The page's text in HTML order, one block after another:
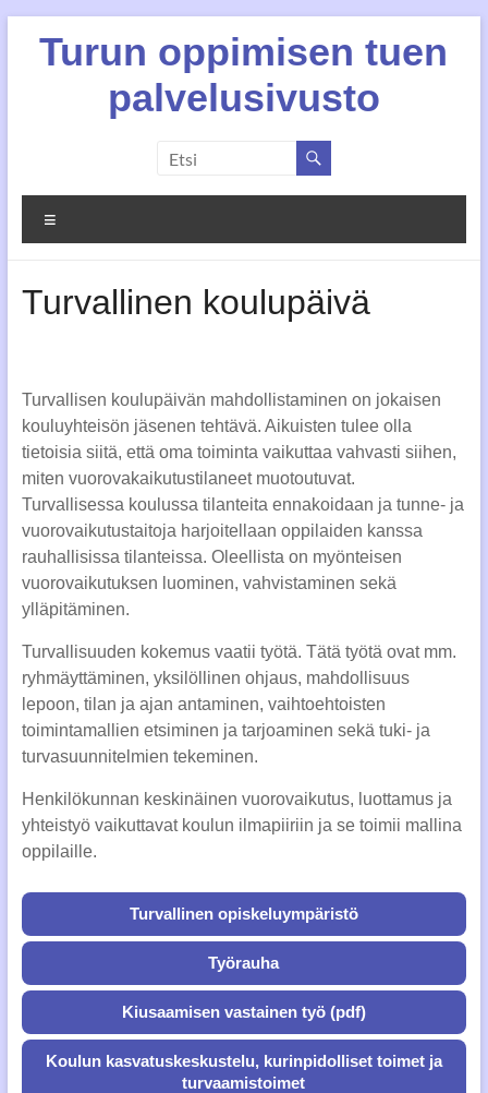
contentTurun oppimisen tuen
palvelusivusto
Turvallinen koulupäivä
Turvallisen koulupäivän mahdollistaminen on jokaisen
kouluyhteisön jäsenen tehtävä. Aikuisten tulee olla
tietoisia siitä, että oma toiminta vaikuttaa vahvasti siihen,
miten vuorovakaikutustilaneet muotoutuvat.
Turvallisessa koulussa tilanteita ennakoidaan ja tunne- ja
vuorovaikutustaitoja harjoitellaan oppilaiden kanssa
rauhallisissa tilanteissa. Oleellista on myönteisen
vuorovaikutuksen luominen, vahvistaminen sekä
ylläpitäminen.
Turvallisuuden kokemus vaatii työtä. Tätä työtä ovat mm.
ryhmäyttäminen, yksilöllinen ohjaus, mahdollisuus
lepoon, tilan ja ajan antaminen, vaihtoehtoisten
toimintamallien etsiminen ja tarjoaminen sekä tuki- ja
turvasuunnitelmien tekeminen.
Henkilökunnan keskinäinen vuorovaikutus, luottamus ja
yhteistyö vaikuttavat koulun ilmapiiriin ja se toimii mallina
oppilaille.
Turvallinen opiskeluympäristö
Työrauha
Kiusaamisen vastainen työ (pdf)
Koulun kasvatuskeskustelu, kurinpidolliset toimet ja
turvaamistoimet